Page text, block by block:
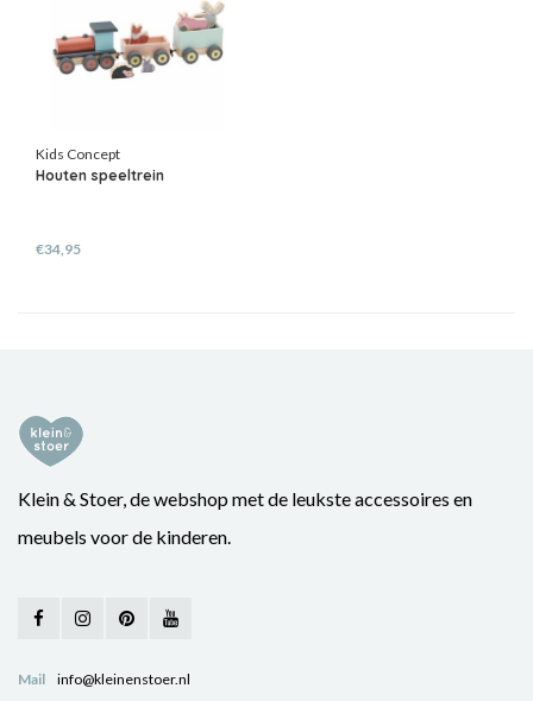
Kids Concept
Houten speeltrein
€34,95
Klein & Stoer, de webshop met de leukste accessoires en
meubels voor de kinderen.
Mail info@kleinenstoer.nl